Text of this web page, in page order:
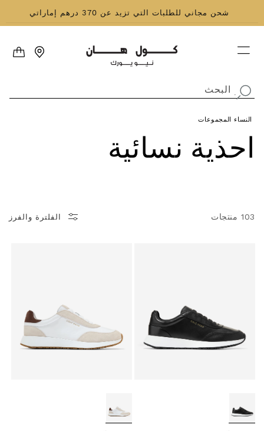
إلى المحتوى
شحن مجاني للطلبات التي تزيد عن 370 درهم إماراتي
العربة
البحث
النساء المجموعات
مجموعة:
احذية نسائية
103 منتجات الفلترة والفرز